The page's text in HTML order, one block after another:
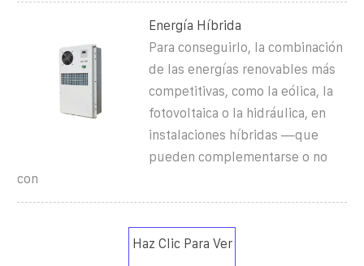
Energía Híbrida
Para conseguirlo, la combinación
de las energías renovables más
competitivas, como la eólica, la
fotovoltaica o la hidráulica, en
instalaciones híbridas —que
pueden complementarse o no
con
Haz Clic Para Ver